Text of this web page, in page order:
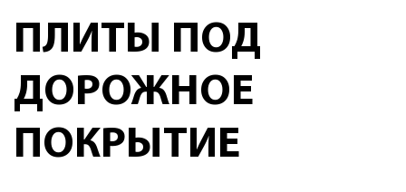
ПЛИТЫ ПОД
ДОРОЖНОЕ
ПОКРЫТИЕ